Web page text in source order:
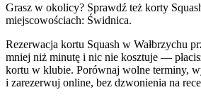
Grasz w okolicy? Sprawdź też korty
miejscowościach: Świdnica.
Rezerwacja kortu Squash w Wałbrzychu
mniej niż minutę i nic nie kosztuje —
kortu w klubie. Porównaj wolne terminy,
i zarezerwuj online, bez dzwonienia na